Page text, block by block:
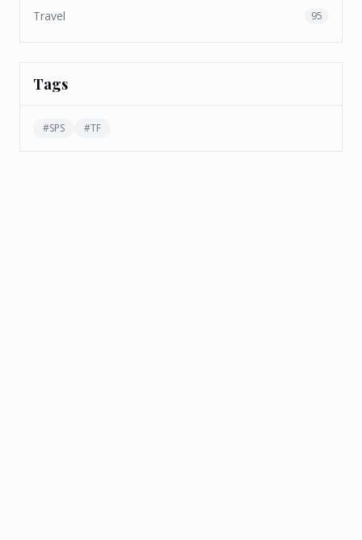
Travel 95
Tags
#SPS #TF